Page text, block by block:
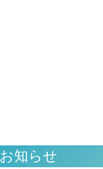
お知らせ